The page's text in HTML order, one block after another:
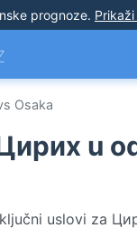
prognoze.
Osaka
u
uslovi za